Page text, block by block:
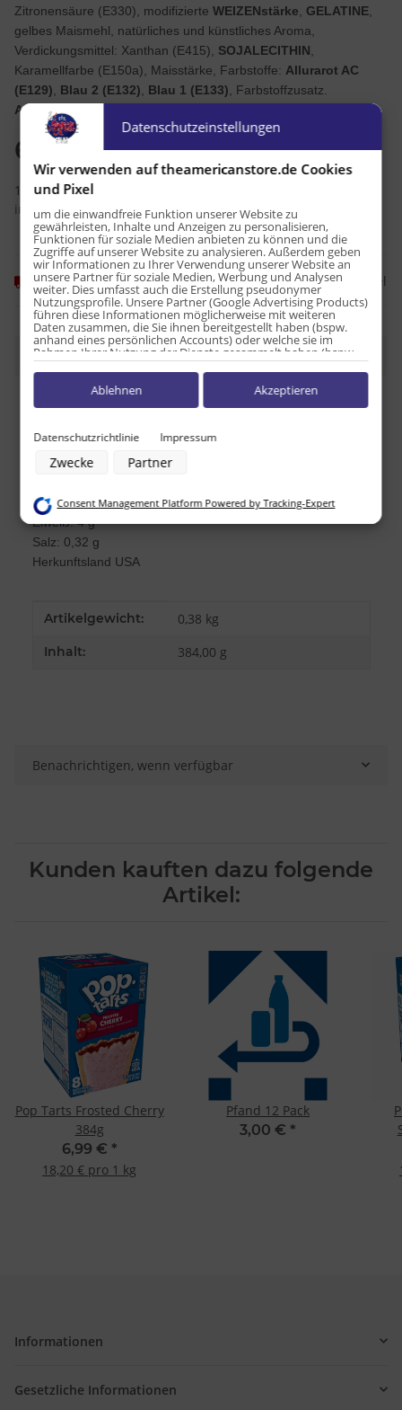
Zitronensäure (E330), modifizierte WEIZENstärke GELATINE
gelbes Maismehl, natürliches und künstliches Aroma,
Verdickungsmittel: Xanthan (E415), SOJALECITHIN
Karamellfarbe (E150a), Maisstärke, Farbstoffe: Allurarot AC
(E129)
Blau 2 (E132) Blau 1 (E133) , Farbstoffzusatz.
Alergene:
6,99 €
18,20 € pro 1 kg
inkl. 7% USt. , zzgl.Versand
Momentan nicht verfügbar Frage zum Artikel
Beschreibung
Nährwerttabelle pro 100g:
Fett: 8,3 g
davon ges. Fettsäuren: 2,5 g
davon Zucker: 30 g
Eiweiß: 4 g
Salz: 0,32 g
Herkunftsland USA
Produkteigenschaft
Wert
Artikelgewicht: 0,38 kg
Inhalt: 384,00 g
Benachrichtigen, wenn verfügbar
Kunden kauften dazu folgende
Artikel:
Pop Tarts Frosted Cherry
384g
6,99 € *
18,20 € pro 1 kg
Pfand 12 Pack
3,00 € *
Informationen
Gesetzliche Informationen
Datenschutzeinstellungen
Wir verwenden auf theamericanstore.de Cookies
und Pixel
um die einwandfreie Funktion unserer Website zu
gewährleisten, Inhalte und Anzeigen zu personalisieren,
Funktionen für soziale Medien anbieten zu können und die
Zugriffe auf unserer Website zu analysieren. Außerdem geben
wir Informationen zu Ihrer Verwendung unserer Website an
unsere Partner für soziale Medien, Werbung und Analysen
weiter. Dies umfasst auch die Erstellung pseudonymer
Nutzungsprofile. Unsere Partner (Google Advertising Products)
führen diese Informationen möglicherweise mit weiteren
Daten zusammen, die Sie ihnen bereitgestellt haben (bspw.
anhand eines persönlichen Accounts) oder welche sie im
Rahmen Ihrer Nutzung der Dienste gesammelt haben (bspw.
Nutzungsdaten anderer Geräte). Ihre Einwilligung zur Nutzung
von Cookies und Pixeln können Sie jederzeit widerrufen,
indem Sie auf den Datenschutz-Button links unten klicken und
dort die entsprechenden Anpassungen vornehmen.
Zwecke der Datenverarbeitung durch unsere Partner:
Verwendung reduzierter Daten zur Auswahl von Werbeanzeigen
Erstellung von Profilen zur Personalisierung von Inhalten
Verwendung von Profilen zur Auswahl personalisierter Inhalte
Messung der Werbeleistung
Messung der Performance von Inhalten
Analyse von Zielgruppen durch Statistiken oder Kombinationen von
Verwendung genauer Standortdaten
Datenschutzrichtlinie Impressum
Zwecke Partner
Ablehnen Akzeptieren
Consent Management Platform Powered by Tracking-Expert